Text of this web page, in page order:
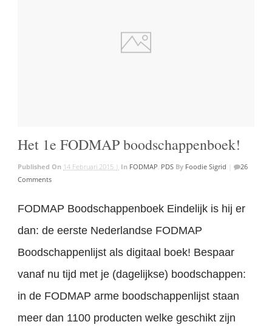
Het 1e FODMAP boodschappenboek!
Published On 14 Februari 2015 | In FODMAP, PDS By Foodie Sigrid
26
Comments
FODMAP Boodschappenboek Eindelijk is hij er
dan: de eerste Nederlandse FODMAP
Boodschappenlijst als digitaal boek! Bespaar
vanaf nu tijd met je (dagelijkse) boodschappen:
in de FODMAP arme boodschappenlijst staan
meer dan 1100 producten welke geschikt zijn